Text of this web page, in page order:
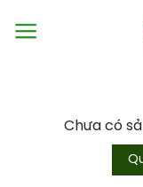
qua
Chưa có